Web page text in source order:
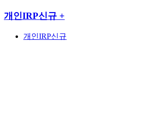
개인IRP신규 +
개인IRP신규